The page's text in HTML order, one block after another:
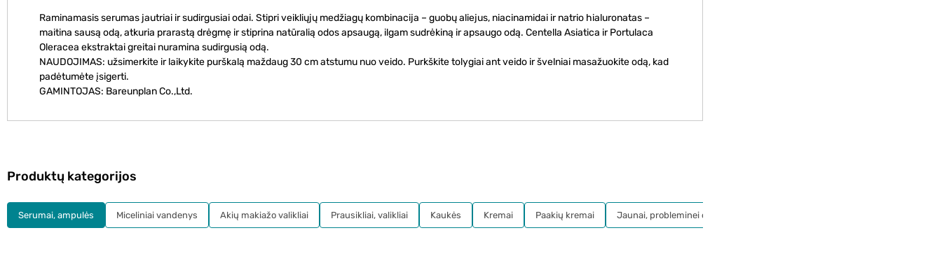
Raminamasis serumas jautriai ir sudirgusiai odai. Stipri veikliųjų medžiagų kombinacija – guobų aliejus, niacinamidai ir natrio hialuronatas –
maitina sausą odą, atkuria prarastą drėgmę ir stiprina natūralią odos apsaugą, ilgam sudrėkiną ir apsaugo odą. Centella Asiatica ir Portulaca
Oleracea ekstraktai greitai nuramina sudirgusią odą.
NAUDOJIMAS: užsimerkite ir laikykite purškalą maždaug 30 cm atstumu nuo veido. Purkškite tolygiai ant veido ir švelniai masažuokite odą, kad
padėtumėte įsigerti.
GAMINTOJAS: Bareunplan Co.,Ltd.
Produktų kategorijos
Serumai, ampulės Miceliniai vandenys Akių makiažo valikliai Prausikliai, valikliai Kaukės Kremai Paakių kremai Jaunai, probleminei odai